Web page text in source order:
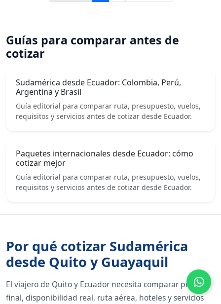
Guías para comparar antes de
cotizar
Sudamérica desde Ecuador: Colombia, Perú,
Argentina y Brasil
Guía editorial para comparar ruta, presupuesto, vuelos,
requisitos y servicios antes de cotizar desde Ecuador.
Paquetes internacionales desde Ecuador: cómo
cotizar mejor
Guía editorial para comparar ruta, presupuesto, vuelos,
requisitos y servicios antes de cotizar desde Ecuador.
Por qué cotizar Sudamérica
desde Quito y Guayaquil
El viajero de Quito y Ecuador necesita comparar precio
final, disponibilidad real, ruta aérea, hoteles y servicios